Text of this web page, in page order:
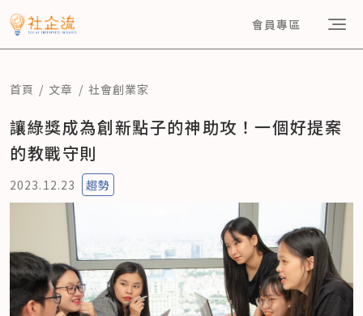
會員專區
首頁 文章 社會創業家
讓綠獎成為創新點子的神助攻！一個好提案
的教戰守則
2023.12.23 趨勢